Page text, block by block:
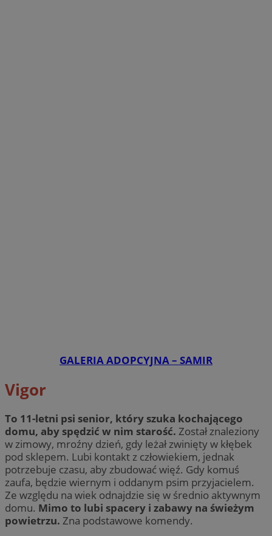
GALERIA ADOPCYJNA – SAMIR
Vigor
To 11-letni psi senior, który szuka kochającego
domu, aby spędzić w nim starość. Został znaleziony
w zimowy, mroźny dzień, gdy leżał zwinięty w kłębek
pod sklepem. Lubi kontakt z człowiekiem, jednak
potrzebuje czasu, aby zbudować więź. Gdy komuś
zaufa, będzie wiernym i oddanym psim przyjacielem.
Ze względu na wiek odnajdzie się w średnio aktywnym
domu. Mimo to lubi spacery i zabawy na świeżym
powietrzu. Zna podstawowe komendy.